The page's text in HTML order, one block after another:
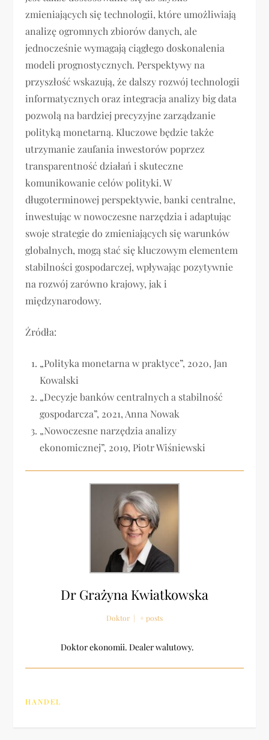
zmieniających się technologii, które umożliwiają
analizę ogromnych zbiorów danych, ale
jednocześnie wymagają ciągłego doskonalenia
modeli prognostycznych. Perspektywy na
przyszłość wskazują, że dalszy rozwój technologii
informatycznych oraz integracja analizy big data
pozwolą na bardziej precyzyjne zarządzanie
polityką monetarną. Kluczowe będzie także
utrzymanie zaufania inwestorów poprzez
transparentność działań i skuteczne
komunikowanie celów polityki. W
długoterminowej perspektywie, banki centralne,
inwestując w nowoczesne narzędzia i adaptując
swoje strategie do zmieniających się warunków
globalnych, mogą stać się kluczowym elementem
stabilności gospodarczej, wpływając pozytywnie
na rozwój zarówno krajowy, jak i
międzynarodowy.
Źródła:
„Polityka monetarna w praktyce”, 2020, Jan
Kowalski
„Decyzje banków centralnych a stabilność
gospodarcza”, 2021, Anna Nowak
„Nowoczesne narzędzia analizy
ekonomicznej”, 2019, Piotr Wiśniewski
Dr Grażyna Kwiatkowska
Doktor | + posts
Doktor ekonomii. Dealer walutowy.
HANDEL